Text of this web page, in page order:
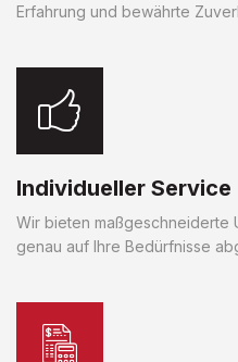
Erfahrung und bewährte
Individueller Service
Wir bieten maßgeschneiderte
genau auf Ihre Bedürfnisse